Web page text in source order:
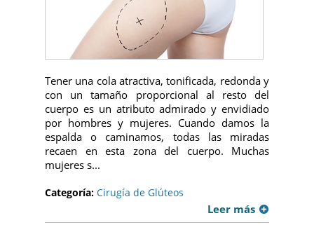
Tener una cola atractiva, tonificada, redonda y
con un tamaño proporcional al resto del
cuerpo es un atributo admirado y envidiado
por hombres y mujeres. Cuando damos la
espalda o caminamos, todas las miradas
recaen en esta zona del cuerpo. Muchas
mujeres s...
Categoría: Cirugía de Glúteos
Leer más